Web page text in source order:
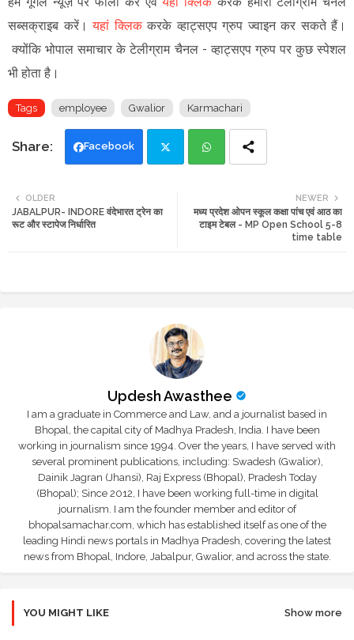
सब्सक्राइब करें।यहां क्लिककरके व्हाट्सएप ग्रुप ज्वाइन कर सकते हैं ।
क्योंकि भोपाल समाचार के टेलीग्राम चैनल - व्हाट्सएप ग्रुपपर कुछ स्पेशल
भी होता है।
Tags employee Gwalior Karmachari
Facebook
tte ats
NEWER
मध्य प्रदेश ओपन स्कूल कक्षा पांच एवं आठ का
टाइम टेबल - MP Open School 5-8
time table
OLDER
JABALPUR- INDORE वंदेभारत ट्रेन का
रूट और स्टापेज निर्धारित
Updesh Awasthee
I am a graduate in Commerce and Law, and a journalist based in
Bhopal, the capital city of Madhya Pradesh, India. I have been
working in journalism since 1994. Over the years, I have served with
several prominent publications, including: Swadesh (Gwalior),
Dainik Jagran (Jhansi), Raj Express (Bhopal), Pradesh Today
(Bhopal); Since 2012, I have been working full-time in digital
journalism. I am the founder member and editor of
bhopalsamachar.com, which has established itself as one of the
leading Hindi news portals in Madhya Pradesh, covering the latest
news from Bhopal, Indore, Jabalpur, Gwalior, and across the state.
YOU MIGHT LIKE Show more